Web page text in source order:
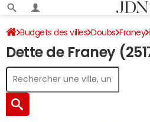
Budgets des villes Doubs Franey
Dette de Franey